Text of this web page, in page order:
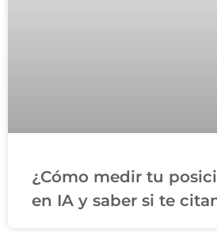
¿Cómo medir tu
en IA y saber si te